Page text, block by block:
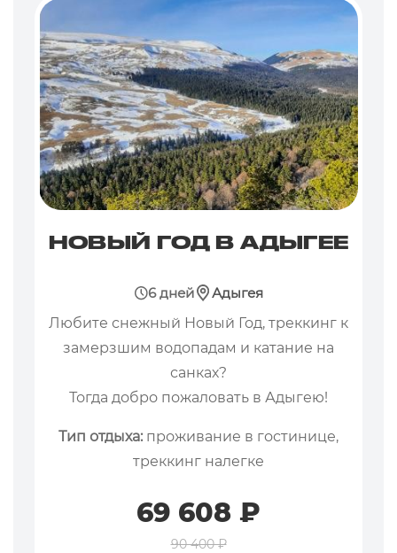
НОВЫЙ ГОД В АДЫГЕЕ
6 дней
Адыгея
Любите снежный Новый Год, треккинг к
замерзшим водопадам и катание на
санках?
Тогда добро пожаловать в Адыгею!
Тип отдыха: проживание в гостинице,
треккинг налегке
69 608 ₽
90 400 ₽